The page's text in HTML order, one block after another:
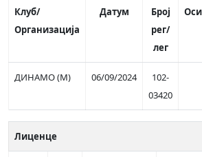
Клуб/
Организација
Датум
Број
рег/
лег
ДИНАМО (М) 06/09/2024
102-
03420
Лиценце